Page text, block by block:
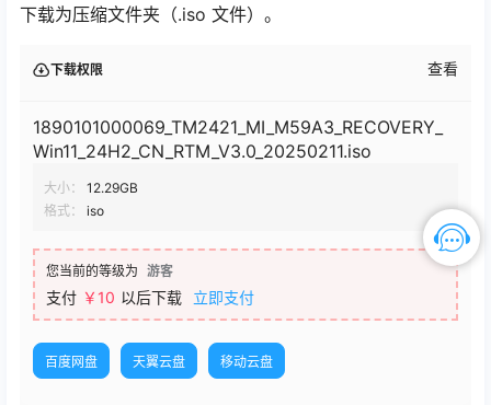
下载为压缩文件夹（.iso 文件）。
下载权限 查看
1890101000069_TM2421_MI_M59A3_RECOVERY_
Win11_24H2_CN_RTM_V3.0_20250211.iso
大小：
12.29GB
格式：
iso
您当前的等级为 游客
支付 ￥10 以后下载 立即支付
百度网盘 天翼云盘 移动云盘